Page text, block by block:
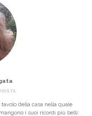
della casa nella quale
i suoi ricordi più belli: